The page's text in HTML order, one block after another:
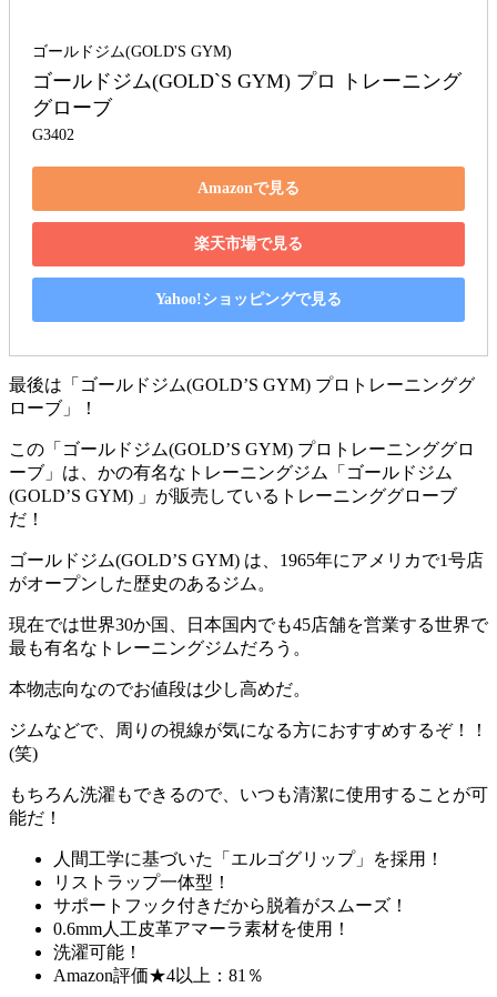
ゴールドジム(GOLD'S GYM)
ゴールドジム(GOLD`S GYM) プロ トレーニング
グローブ
G3402
Amazonで見る
楽天市場で見る
Yahoo!ショッピングで見る
最後は「 ゴールドジム(GOLD’S GYM) プロトレーニンググ
ローブ 」！
この「ゴールドジム(GOLD’S GYM) プロトレーニンググロ
ーブ」は、かの有名なトレーニングジム「ゴールドジム
(GOLD’S GYM) 」が販売しているトレーニンググローブ
だ！
ゴールドジム(GOLD’S GYM) は、1965年にアメリカで1号店
がオープンした歴史のあるジム。
現在では世界30か国、日本国内でも45店舗を営業する世界で
最も有名なトレーニングジムだろう。
本物志向なのでお値段は少し高めだ。
ジムなどで、周りの視線が気になる方におすすめするぞ！！
(笑)
もちろん洗濯もできるので、いつも清潔に使用することが可
能だ！
人間工学に基づいた「エルゴグリップ」を採用！
リストラップ一体型！
サポートフック付きだから脱着がスムーズ！
0.6mm人工皮革アマーラ素材を使用！
洗濯可能！
Amazon評価★4以上：81％